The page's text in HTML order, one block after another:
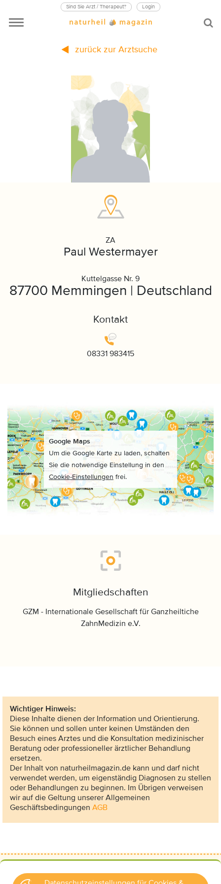
Sind Sie Arzt / Therapeut? Login
zurück zur Arztsuche
ZA
Paul Westermayer
Kuttelgasse Nr. 9
87700 Memmingen | Deutschland
Kontakt
08331 983415
Google Maps
Um die Google Karte zu laden, schalten
Sie die notwendige Einstellung in den
Cookie-Einstellungen frei.
Mitgliedschaften
GZM - Internationale Gesellschaft für Ganzheiltiche
ZahnMedizin e.V.
Wichtiger Hinweis:
Diese Inhalte dienen der Information und Orientierung.
Sie können und sollen unter keinen Umständen den
Besuch eines Arztes und die Konsultation medizinischer
Beratung oder professioneller ärztlicher Behandlung
ersetzen.
Der Inhalt von naturheilmagazin.de kann und darf nicht
verwendet werden, um eigenständig Diagnosen zu stellen
oder Behandlungen zu beginnen. Im Übrigen verweisen
wir auf die Geltung unserer Allgemeinen
Geschäftsbedingungen AGB